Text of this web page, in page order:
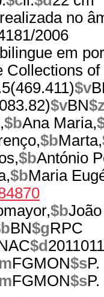
no
2006
em
Collections of
$v
$vBN
$bAna Maria,
$bMarta,
$bAntónio
$bMaria
$b
BN$gRPC
$d
FGMON$s
FGMON$s